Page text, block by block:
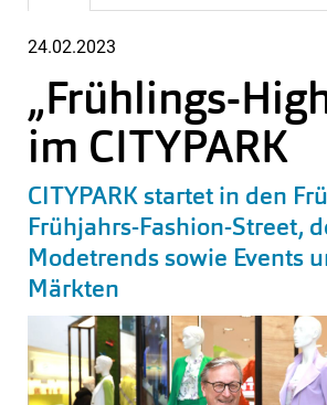
24.02.2023
„Frühlings-
im CITYPARK
CITYPARK startet in den
Frühjahrs-Fashion-Street,
Modetrends sowie Events
Märkten